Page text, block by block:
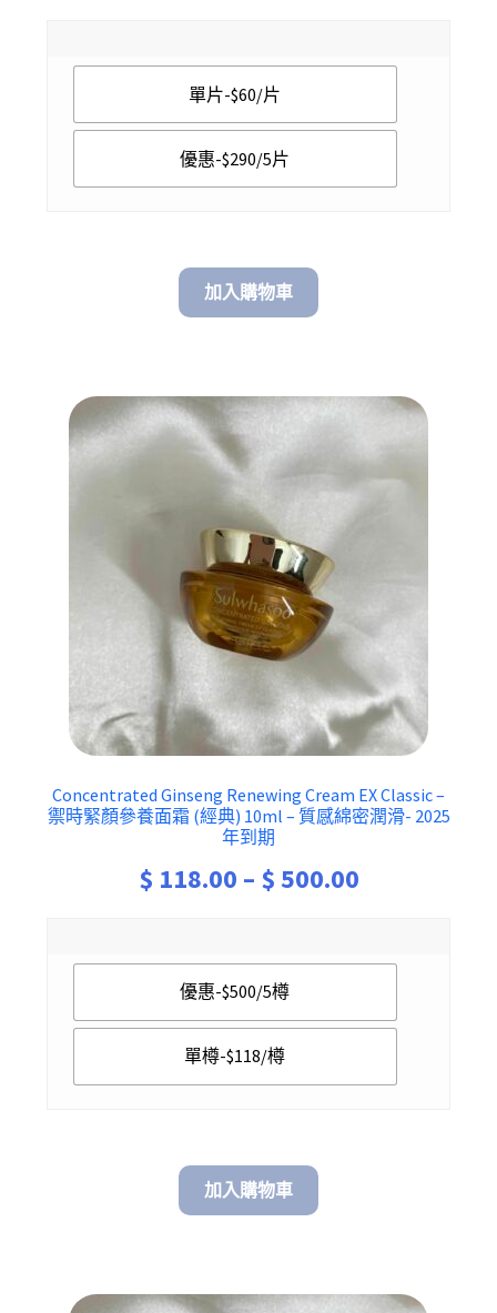
$ 60.00
單片-$60/片
優惠-$290/5片
加入購物車
Concentrated Ginseng Renewing Cream EX Classic –
禦時緊顏參養面霜 (經典) 10ml – 質感綿密潤滑- 2025
年到期
$ 118.00 – $500.00Price
$ 118.00
優惠-$500/5樽
單樽-$118/樽
加入購物車